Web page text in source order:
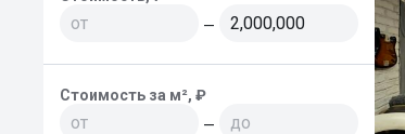
—
Стоимость за м², ₽
—